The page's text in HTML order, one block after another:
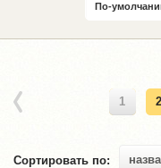
По-
1 2
Сортировать по: